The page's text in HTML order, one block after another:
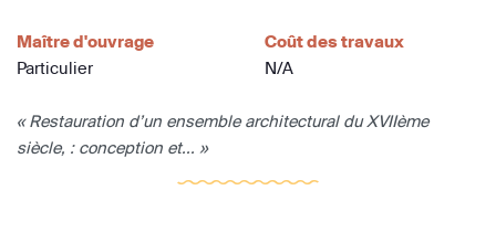
Maître d'ouvrage
Particulier
Coût des travaux
N/A
« Restauration d’un ensemble architectural du XVIIème
siècle, : conception et... »